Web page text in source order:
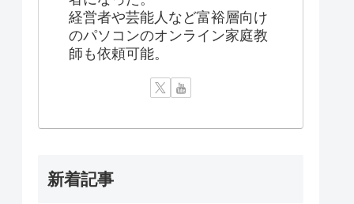
経営者や芸能人など富裕層向け
のパソコンのオンライン家庭教
師も依頼可能。
新着記事